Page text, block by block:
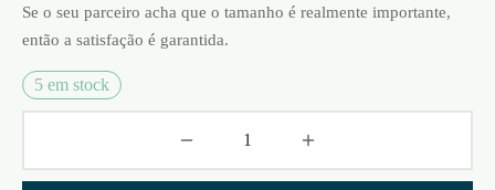
Se o seu parceiro acha que o tamanho é realmente importante,
então a satisfação é garantida.
5 em stock